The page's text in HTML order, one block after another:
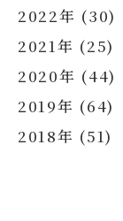
2022年 (30)
2021年 (25)
2020年 (44)
2019年 (64)
2018年 (51)